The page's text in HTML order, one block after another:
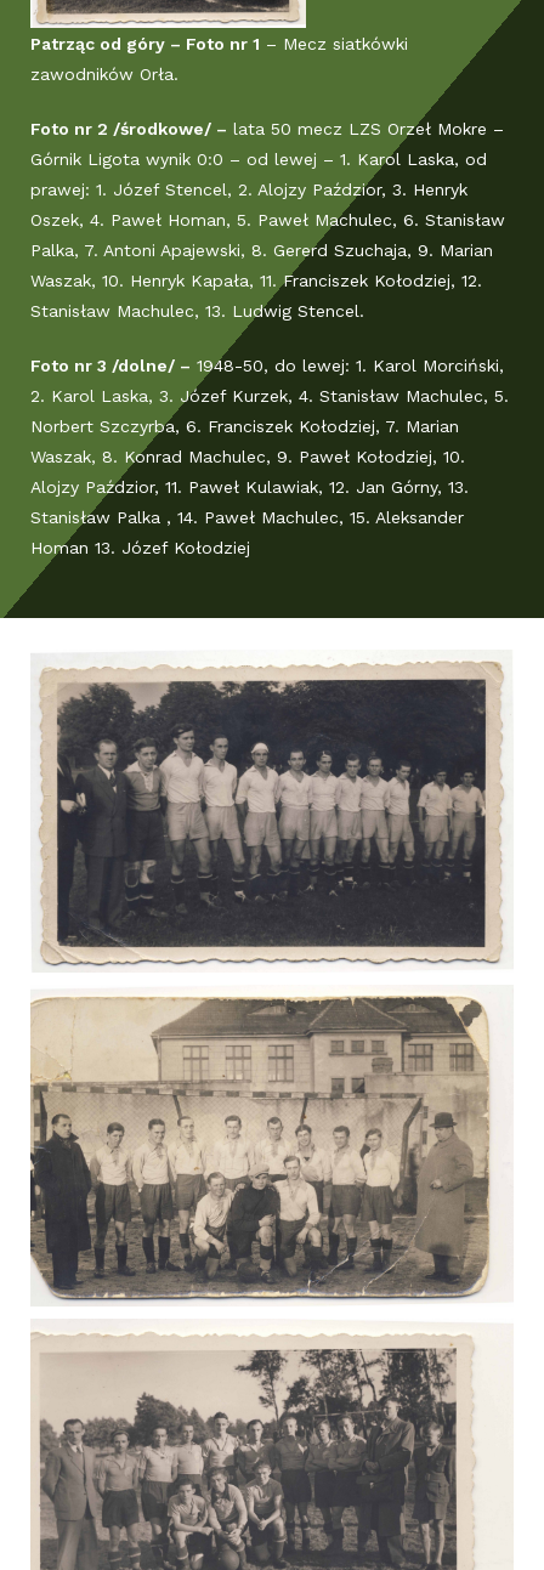
Patrząc od góry – Foto nr 1 – Mecz siatkówki
zawodników Orła.
Foto nr 2 /środkowe/ – lata 50 mecz LZS Orzeł Mokre –
Górnik Ligota wynik 0:0 – od lewej – 1. Karol Laska, od
prawej: 1. Józef Stencel, 2. Alojzy Paździor, 3. Henryk
Oszek, 4. Paweł Homan, 5. Paweł Machulec, 6. Stanisław
Palka, 7. Antoni Apajewski, 8. Gererd Szuchaja, 9. Marian
Waszak, 10. Henryk Kapała, 11. Franciszek Kołodziej, 12.
Stanisław Machulec, 13. Ludwig Stencel.
Foto nr 3 /dolne/ – 1948-50, do lewej: 1. Karol Morciński,
2. Karol Laska, 3. Józef Kurzek, 4. Stanisław Machulec, 5.
Norbert Szczyrba, 6. Franciszek Kołodziej, 7. Marian
Waszak, 8. Konrad Machulec, 9. Paweł Kołodziej, 10.
Alojzy Paździor, 11. Paweł Kulawiak, 12. Jan Górny, 13.
Stanisław Palka , 14. Paweł Machulec, 15. Aleksander
Homan 13. Józef Kołodziej